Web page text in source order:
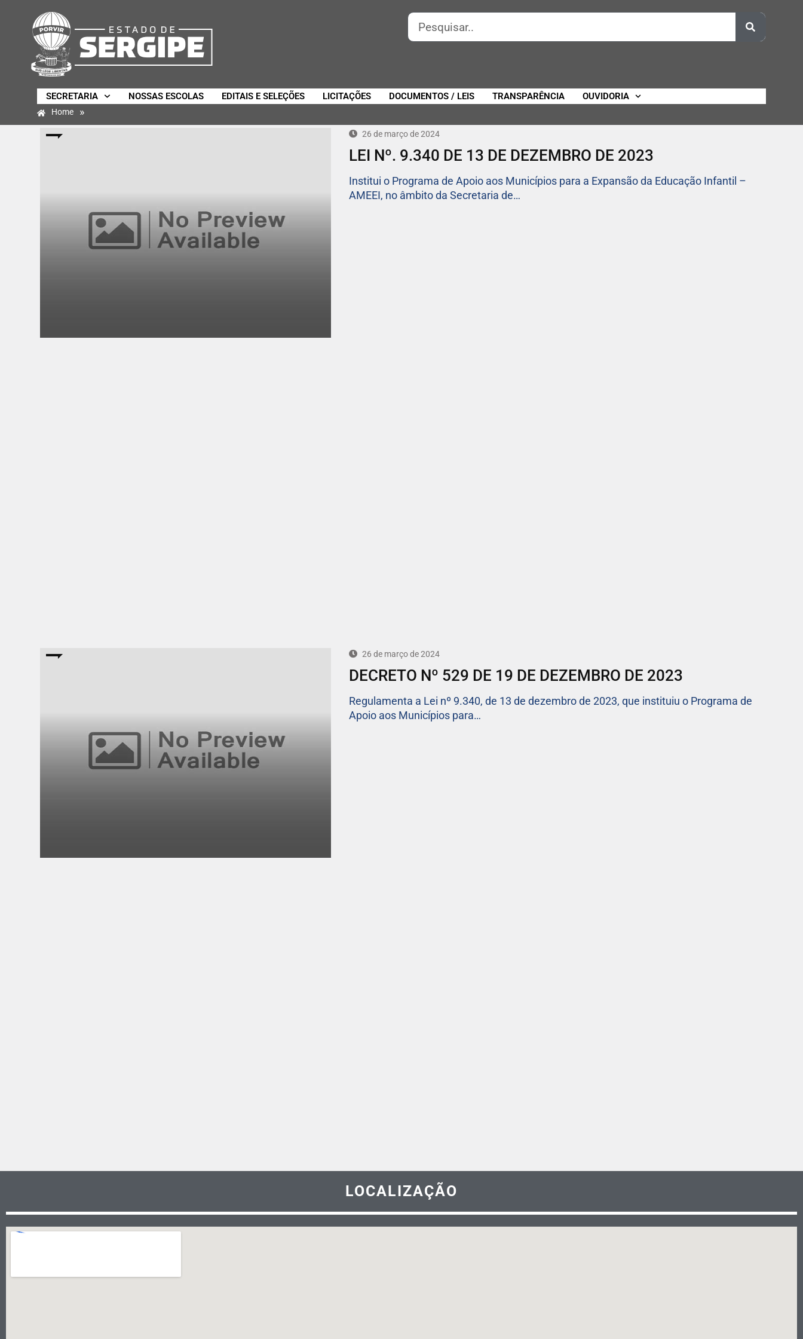
SECRETARIA NOSSAS ESCOLAS EDITAIS E SELEÇÕES LICITAÇÕES DOCUMENTOS / LEIS TRANSPARÊNCIA OUVIDORIA
Home »
26 de março de 2024
LEI Nº. 9.340 DE 13 DE DEZEMBRO DE 2023
Institui o Programa de Apoio aos Municípios para a Expansão da Educação Infantil –
AMEEI, no âmbito da Secretaria de…
26 de março de 2024
DECRETO Nº 529 DE 19 DE DEZEMBRO DE 2023
Regulamenta a Lei nº 9.340, de 13 de dezembro de 2023, que instituiu o Programa de
Apoio aos Municípios para…
LOCALIZAÇÃO